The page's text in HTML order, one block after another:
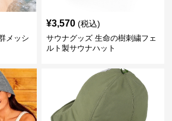
メッシ
¥3,570 (税込)
サウナグッズ 生命の樹刺繍フェ
ルト製サウナハット